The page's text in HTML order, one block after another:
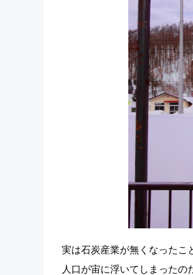
実は石炭産業が無くなったこ
人口が宙に浮いてしまった